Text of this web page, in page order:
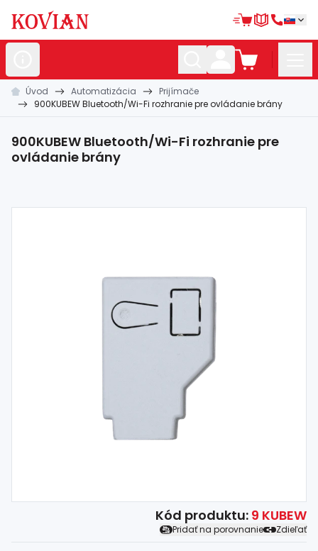
Nerezovépolotovary
Kované polotovary
Bránovésystémy
Úvod Automatizácia
Prijímače
900KUBEW Bluetooth/Wi-Fi rozhranie pre ovládanie brány
900KUBEW Bluetooth/Wi-Fi rozhranie pre
ovládanie brány
Kód produktu: 9 KUBEW
Pridať na porovnanie Zdieľať